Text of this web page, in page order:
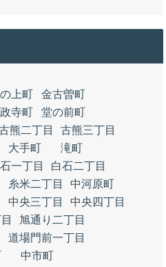
上町
金古曽町
寺町
堂の前町
熊二丁目
古熊三丁目
大手町
滝町
一丁目
白石二丁目
糸米二丁目
中河原町
中央三丁目
中央四丁目
旭通り二丁目
道場門前一丁目
中市町